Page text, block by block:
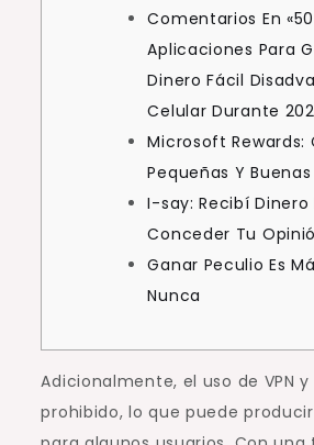
Comentarios En «50
Aplicaciones Para
Dinero Fácil
Celular Durante
Microsoft Rewards:
Pequeñas Y
I-say: Recibí Dinero
Conceder Tu
Ganar Peculio Es
Nunca
Adicionalmente, el uso de VPN
prohibido, lo que puede